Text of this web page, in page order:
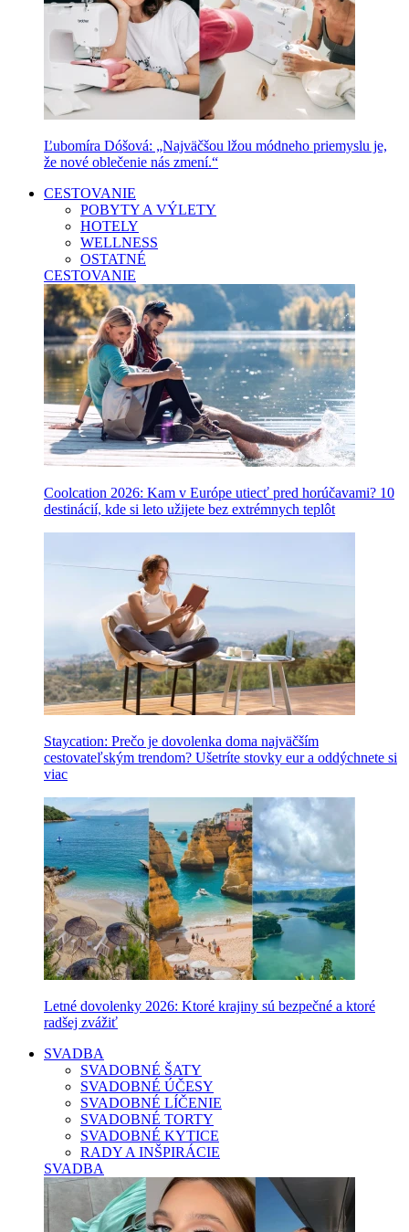
Ľubomíra Dóšová: „Najväčšou lžou módneho priemyslu je,
že nové oblečenie nás zmení.“
CESTOVANIE
POBYTY A VÝLETY
HOTELY
WELLNESS
OSTATNÉ
CESTOVANIE
Coolcation 2026: Kam v Európe utiecť pred horúčavami? 10
destinácií, kde si leto užijete bez extrémnych teplôt
Staycation: Prečo je dovolenka doma najväčším
cestovateľským trendom? Ušetríte stovky eur a oddýchnete si
viac
Letné dovolenky 2026: Ktoré krajiny sú bezpečné a ktoré
radšej zvážiť
SVADBA
SVADOBNÉ ŠATY
SVADOBNÉ ÚČESY
SVADOBNÉ LÍČENIE
SVADOBNÉ TORTY
SVADOBNÉ KYTICE
RADY A INŠPIRÁCIE
SVADBA